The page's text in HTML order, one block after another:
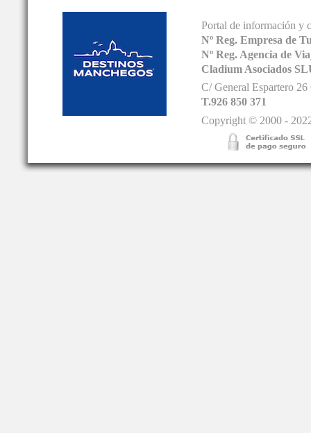
Portal de información y
Nº Reg. Empresa de
Nº Reg. Agencia de
Cladium Asociados
C/ General Espartero
T.926 850 371
Copyright © 2000 -